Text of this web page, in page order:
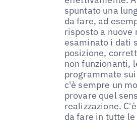
spuntato una
da fare, ad
risposto a nuove
esaminato i dati
posizione,
non funzionanti,
programmate
c'è sempre un
provare quel
realizzazione.
da fare in tutte